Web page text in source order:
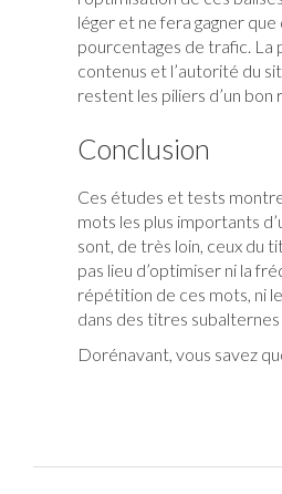
léger et ne fera gagner que
pourcentages de trafic. La
contenus et l’autorité du
restent les piliers d’un
Conclusion
Ces études et tests
mots les plus importants
sont, de très loin, ceux du
pas lieu d’optimiser ni la
répétition de ces mots, ni
dans des titres
Dorénavant, vous savez